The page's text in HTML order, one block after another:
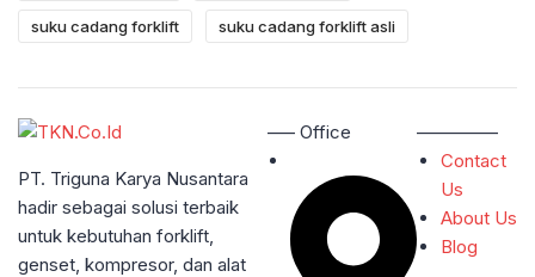
suku cadang forklift suku cadang forklift asli
PT. Triguna Karya Nusantara
hadir sebagai solusi terbaik
untuk kebutuhan forklift,
genset, kompresor, dan alat
—– Office
————–
Contact
Us
About Us
Blog